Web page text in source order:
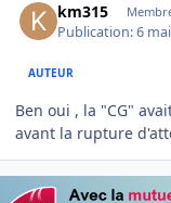
km315
Publication:6
AUTEUR
Ben oui , la "CG"
avant la rupture